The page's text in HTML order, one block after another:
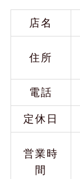
店名
住所
電話
定休日
営業時
間